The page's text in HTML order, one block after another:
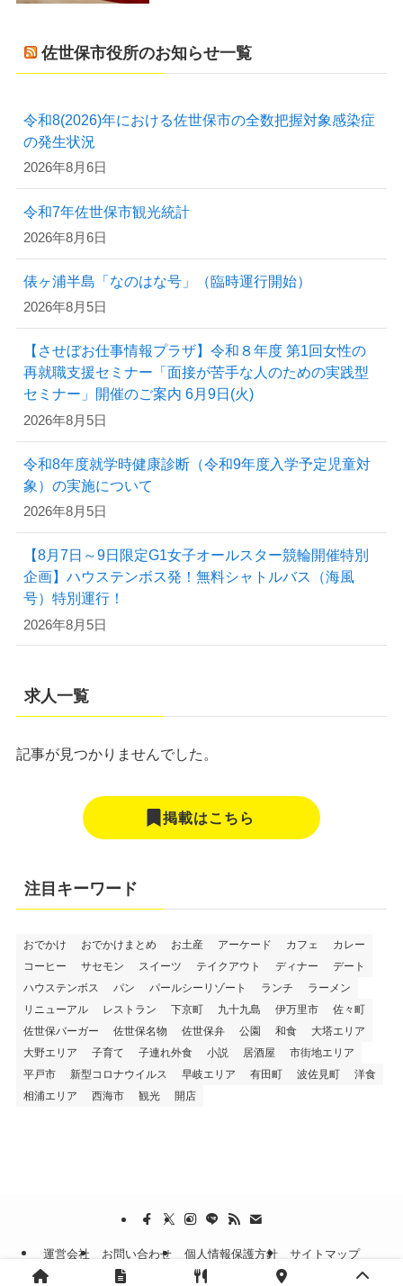
佐世保市役所のお知らせ一覧
令和8(2026)年における佐世保市の全数把握対象感染症
の発生状況
2026年8月6日
令和7年佐世保市観光統計
2026年8月6日
俵ヶ浦半島「なのはな号」（臨時運行開始）
2026年8月5日
【させぼお仕事情報プラザ】令和８年度 第1回女性の
再就職支援セミナー「面接が苦手な人のための実践型
セミナー」開催のご案内 6月9日(火)
2026年8月5日
令和8年度就学時健康診断（令和9年度入学予定児童対
象）の実施について
2026年8月5日
【8月7日～9日限定G1女子オールスター競輪開催特別
企画】ハウステンボス発！無料シャトルバス（海風
号）特別運行！
2026年8月5日
求人一覧
記事が見つかりませんでした。
掲載はこちら
注目キーワード
おでかけ おでかけまとめ お土産 アーケード カフェ
カレー
コーヒー
サセモン スイーツ テイクアウト ディナー
デート
ハウステンボス
パン パールシーリゾート ランチ
ラーメン
リニューアル
レストラン 下京町 九十九島 伊万里市
佐々町
佐世保バーガー
佐世保名物 佐世保弁 公園 和食
大塔エリア
大野エリア
子育て 子連れ外食 小説 居酒屋
市街地エリア
平戸市
新型コロナウイルス 早岐エリア 有田町 波佐見町
洋食
相浦エリア
西海市 観光 開店
運営会社 お問い合わせ 個人情報保護方針 サイトマップ